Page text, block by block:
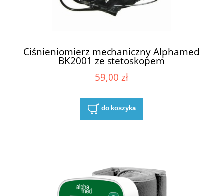
Ciśnieniomierz mechaniczny Alphamed
BK2001 ze stetoskopem
59,00 zł
do koszyka